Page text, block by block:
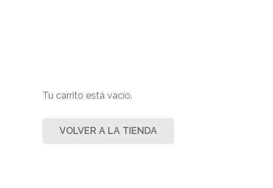
Tu carrito está vacío.
VOLVER A LA TIENDA